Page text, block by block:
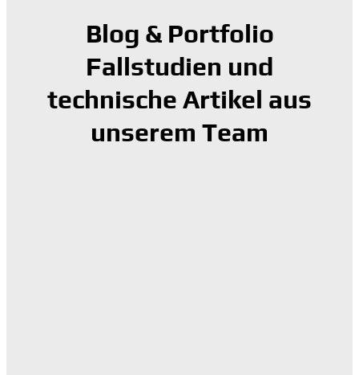
Blog & Portfolio
Fallstudien und
technische Artikel aus
unserem Team